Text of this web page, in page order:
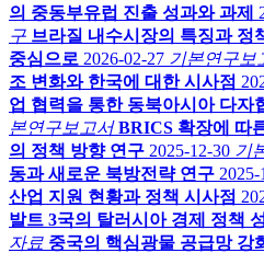
의 중동부유럽 진출 성과와 과제
구 브라질 내수시장의 특징과 정
중심으로 2026-02-27 기본연구보
조 변화와 한국에 대한 시사점
업 협력을 통한 동북아시아 다자
본연구보고서 BRICS 확장에 따
의 정책 방향 연구 2025-12-30 기
동과 새로운 북방전략 연구 2025-
산업 지원 현황과 정책 시사점
발트 3국의 탈러시아 경제 정책
자료 중국의 핵심광물 공급망 강